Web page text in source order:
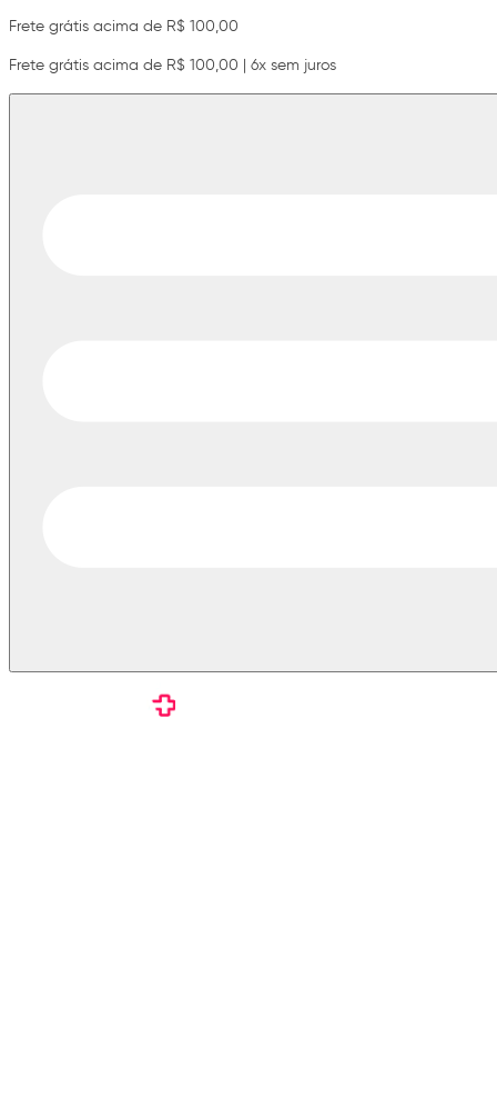
Frete grátis acima de R$ 100,00
Frete grátis acima de R$ 100,00 | 6x sem juros